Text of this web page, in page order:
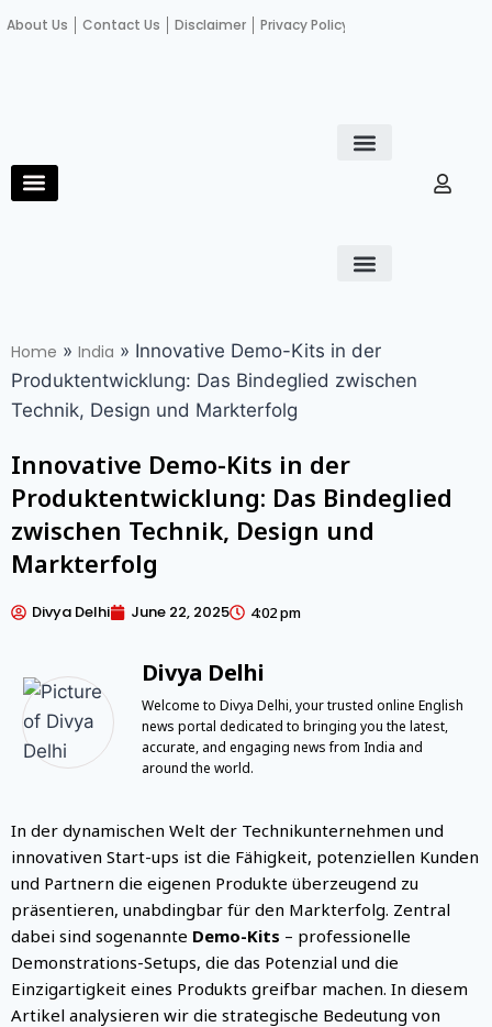
About Us Contact Us Disclaimer Privacy Policy
Home » India » Innovative Demo-Kits in der
Produktentwicklung: Das Bindeglied zwischen
Technik, Design und Markterfolg
Innovative Demo-Kits in der
Produktentwicklung: Das Bindeglied
zwischen Technik, Design und
Markterfolg
Divya Delhi June 22, 2025 4:02 pm
Divya Delhi
Welcome to Divya Delhi, your trusted online English
news portal dedicated to bringing you the latest,
accurate, and engaging news from India and
around the world.
In der dynamischen Welt der Technikunternehmen und
innovativen Start-ups ist die Fähigkeit, potenziellen Kunden
und Partnern die eigenen Produkte überzeugend zu
präsentieren, unabdingbar für den Markterfolg. Zentral
dabei sind sogenannte Demo-Kits – professionelle
Demonstrations-Setups, die das Potenzial und die
Einzigartigkeit eines Produkts greifbar machen. In diesem
Artikel analysieren wir die strategische Bedeutung von